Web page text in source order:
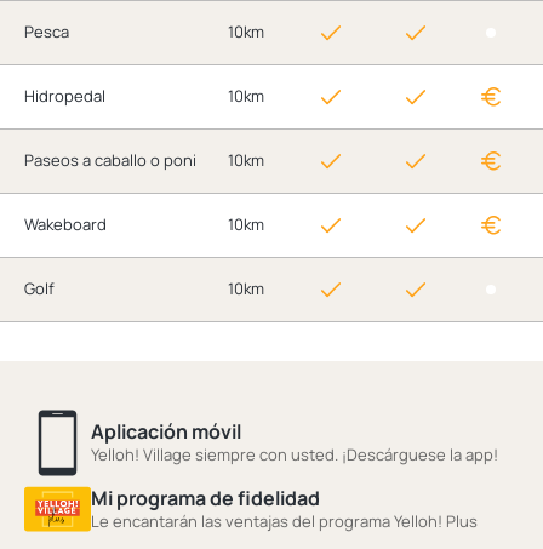
Pesca 10km
Hidropedal 10km
Paseos a caballo o poni 10km
Wakeboard 10km
Golf 10km
Aplicación móvil
Yelloh! Village siempre con usted. ¡Descárguese la app!
Mi programa de fidelidad
Le encantarán las ventajas del programa Yelloh! Plus